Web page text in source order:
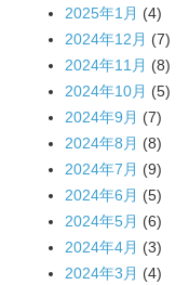
2025年1月 (4)
2024年12月 (7)
2024年11月 (8)
2024年10月 (5)
2024年9月 (7)
2024年8月 (8)
2024年7月 (9)
2024年6月 (5)
2024年5月 (6)
2024年4月 (3)
2024年3月 (4)